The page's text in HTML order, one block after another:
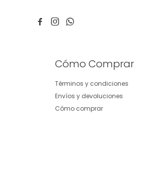
  
Cómo Comprar
Términos y condiciones
Envíos y devoluciones
Cómo comprar